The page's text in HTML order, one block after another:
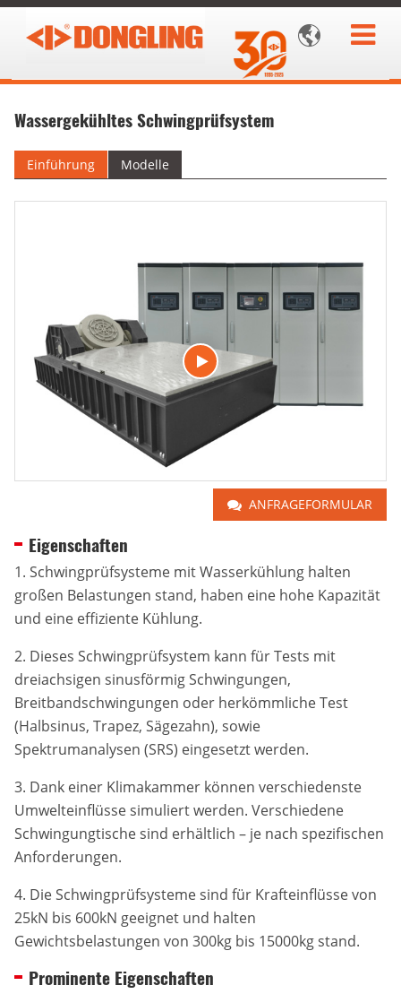

Wassergekühltes Schwingprüfsystem
Einführung Modelle
ANFRAGEFORMULAR
Eigenschaften
1. Schwingprüfsysteme mit Wasserkühlung halten
großen Belastungen stand, haben eine hohe Kapazität
und eine effiziente Kühlung.
2. Dieses Schwingprüfsystem kann für Tests mit
dreiachsigen sinusförmig Schwingungen,
Breitbandschwingungen oder herkömmliche Test
(Halbsinus, Trapez, Sägezahn), sowie
Spektrumanalysen (SRS) eingesetzt werden.
3. Dank einer Klimakammer können verschiedenste
Umwelteinflüsse simuliert werden. Verschiedene
Schwingungtische sind erhältlich – je nach spezifischen
Anforderungen.
4. Die Schwingprüfsysteme sind für Krafteinflüsse von
25kN bis 600kN geeignet und halten
Gewichtsbelastungen von 300kg bis 15000kg stand.
Prominente Eigenschaften